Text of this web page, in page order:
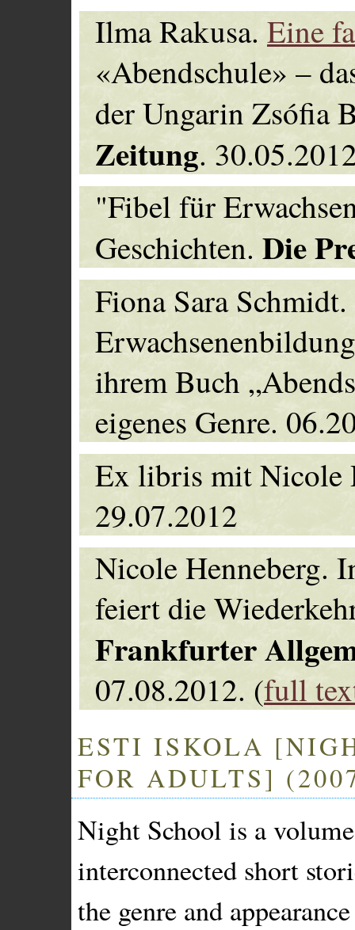
Ilma Rakusa. Eine
«Abendschule» –
der Ungarin Zsófia
Zeitung.
"Fibel für
Geschichten. Die
Fiona Sara Schmidt.
ihrem Buch
eigenes Genre.
Ex libris mit
29.07.2012
Nicole Henneberg.
feiert die
Frankfurter
07.08.2012. (full
ESTI ISKOLA
FOR ADULTS]
Night School is a
interconnected short
the genre and